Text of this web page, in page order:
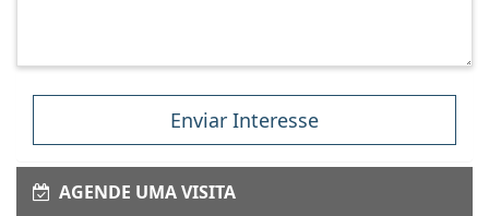
Enviar Interesse
AGENDE UMA VISITA